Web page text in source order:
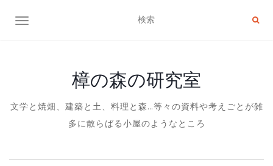
ナビゲーション切り替え
樟の森の研究室
文学と焼畑、建築と土、料理と森…等々の資料や考えごとが雑
多に散らばる小屋のようなところ